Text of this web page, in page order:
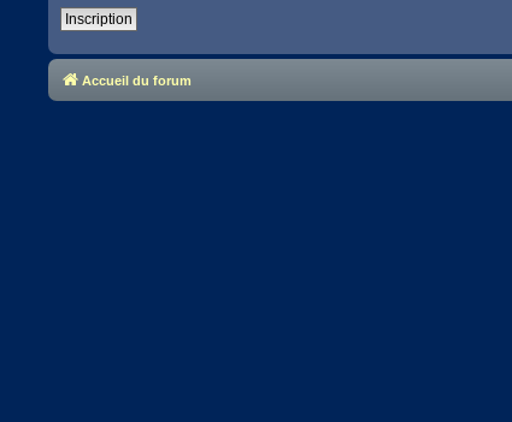
Inscription
Accueil du forum